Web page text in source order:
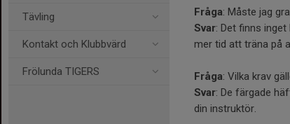
Tävling
Kontakt och Klubbvärd
Frölunda TIGERS
Fråga: Måste jag
Svar: Det finns
mer tid att träna på
Fråga: Vilka krav
Svar: De färgade
din instruktör.